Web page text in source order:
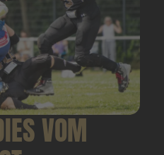
VOM